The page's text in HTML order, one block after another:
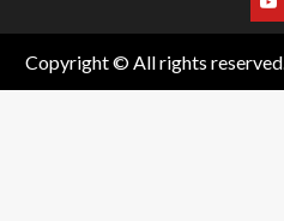
Copyright © All rights reserved.